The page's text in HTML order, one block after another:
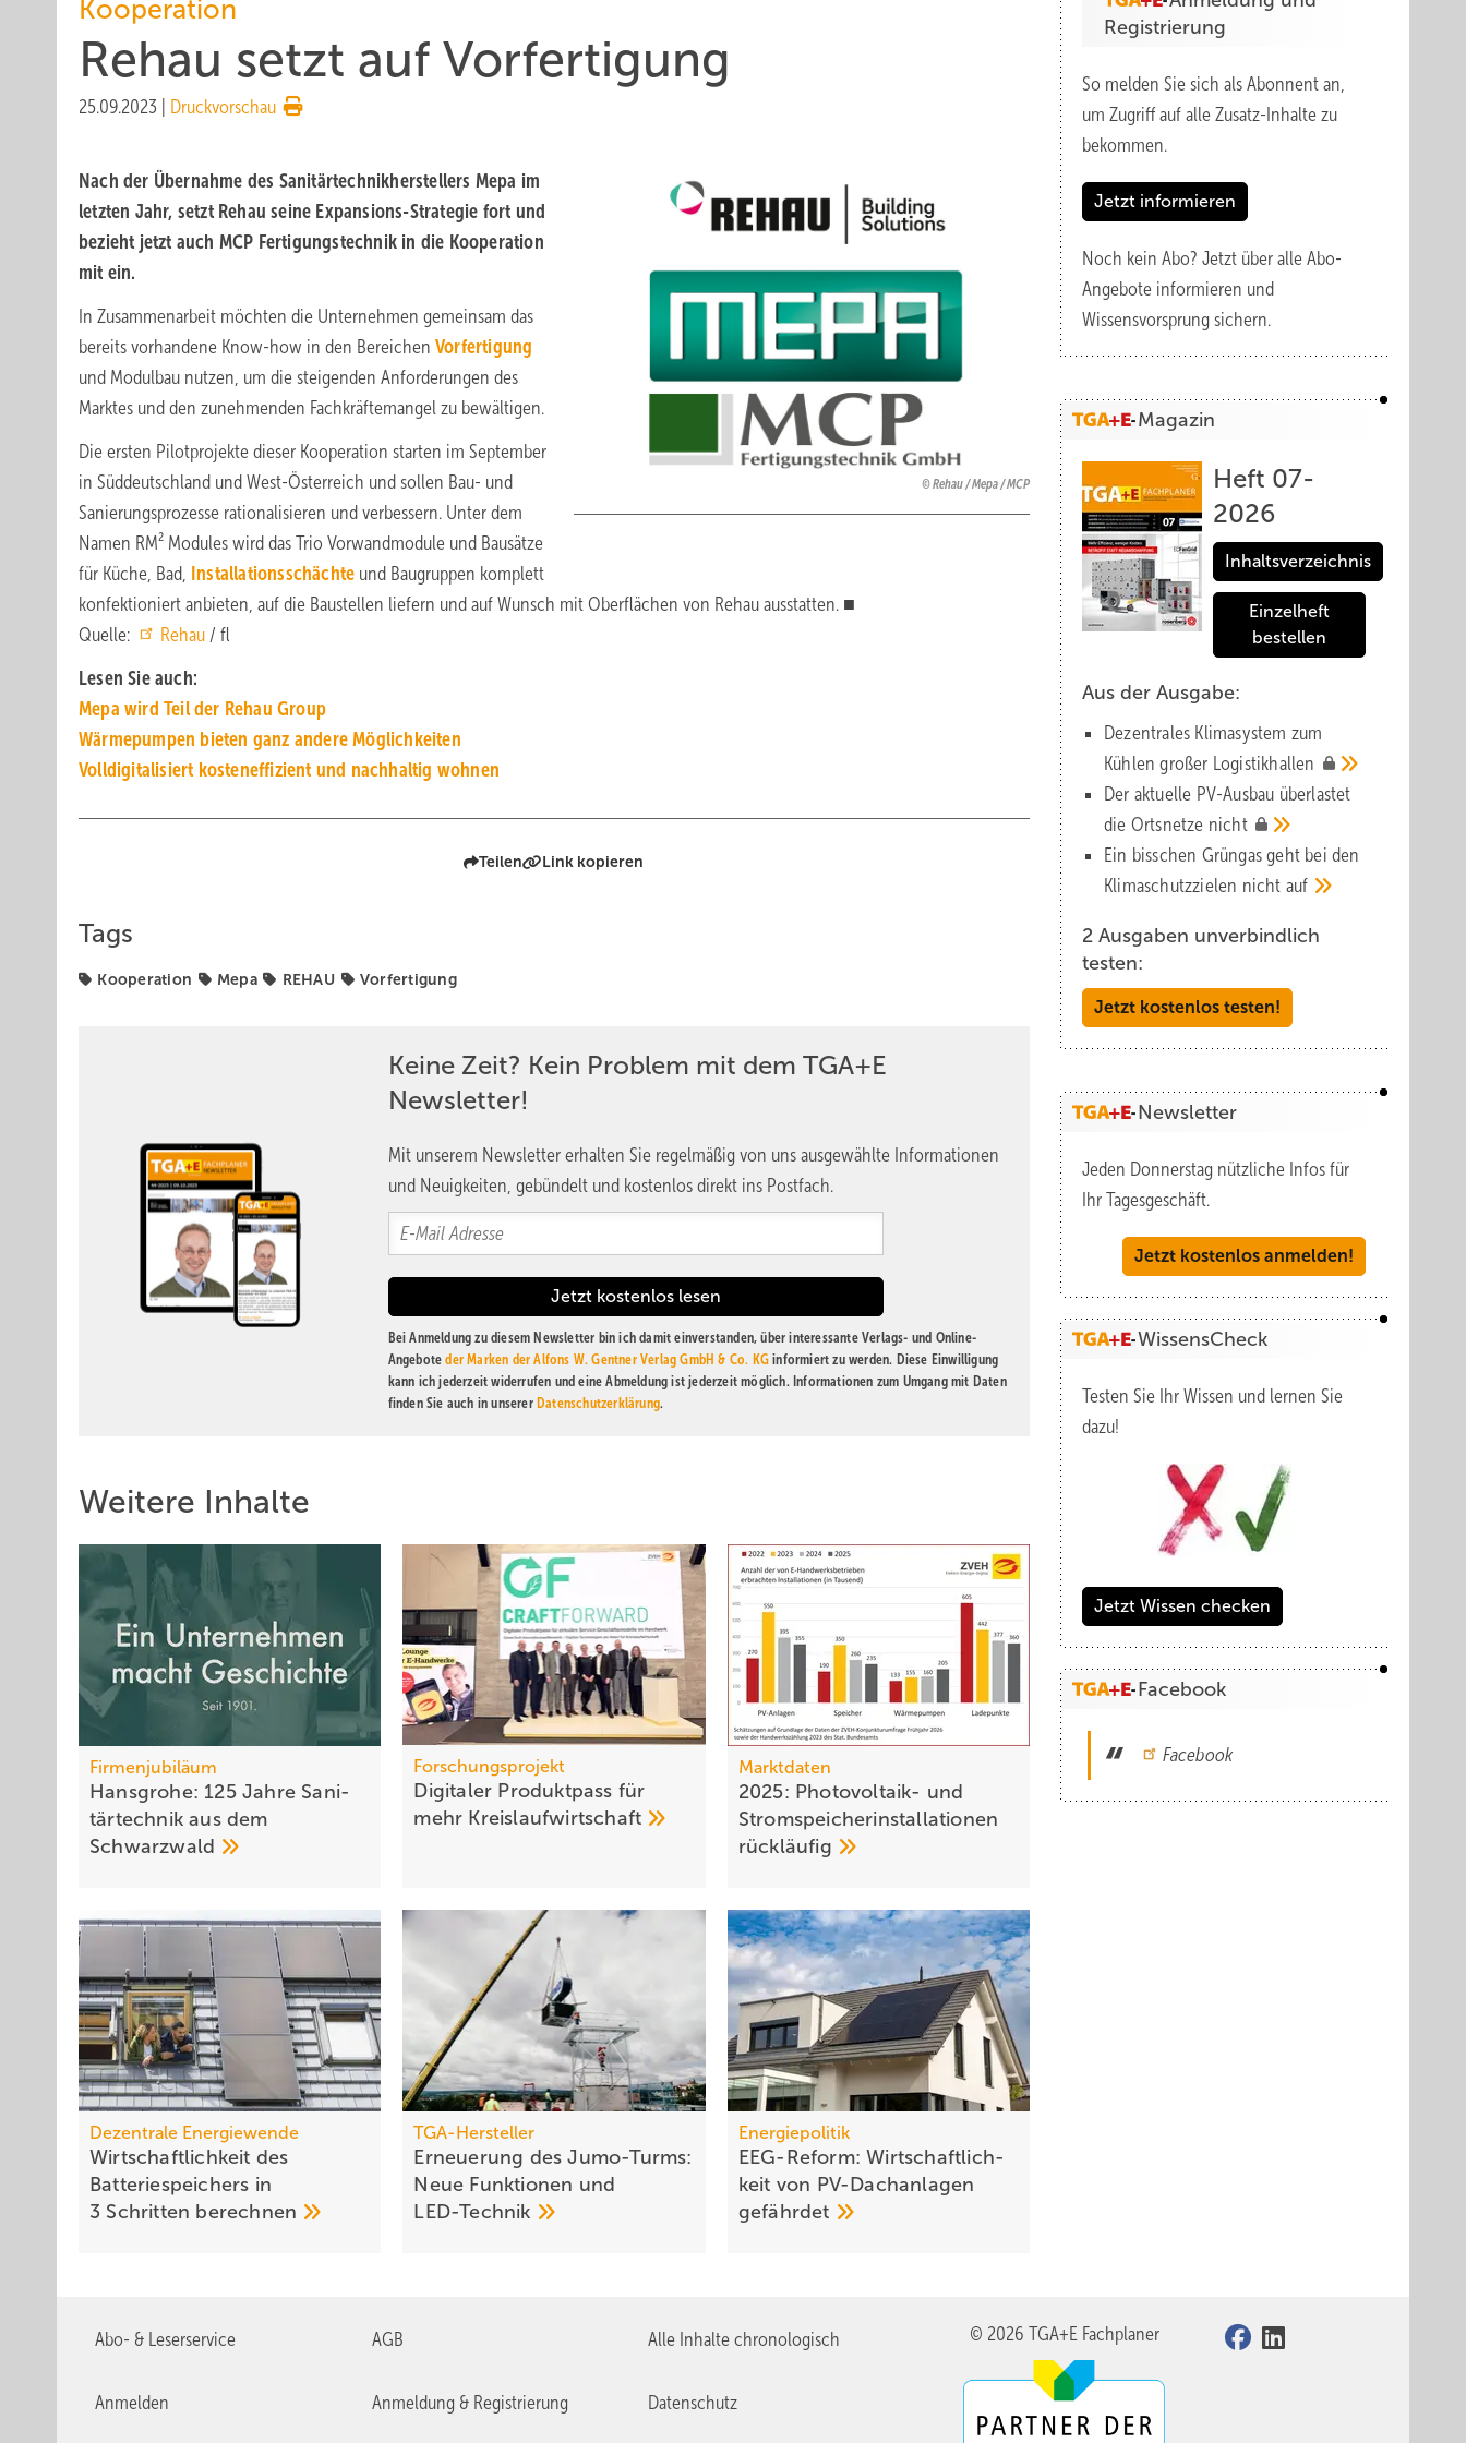
Kooperation
Rehau setzt auf Vorfertigung
25.09.2023 Druckvorschau
Rehau / Mepa / MCP
Nach der Übernahme des Sanitärtechnikherstellers Mepa im
letzten Jahr, setzt Rehau seine Expansions-Strategie fort und
bezieht jetzt auch MCP Fertigungstechnik in die Kooperation
mit ein.
In Zusammenarbeit möchten die Unternehmen gemeinsam das
bereits vorhandene Know-how in den Bereichen Vorfertigung
und Modulbau nutzen, um die steigenden Anforderungen des
Marktes und den zunehmenden Fachkräftemangel zu bewältigen.
Die ersten Pilotprojekte dieser Kooperation starten im September
in Süddeutschland und West-Österreich und sollen Bau- und
Sanierungsprozesse rationalisieren und verbessern. Unter dem
Namen RM² Modules wird das Trio Vorwandmodule und Bausätze
für Küche, Bad, Installationsschächte und Baugruppen komplett
konfektioniert anbieten, auf die Baustellen liefern und auf Wunsch mit Oberflächen von Rehau ausstatten. ■
Quelle:
Rehau / fl
Lesen Sie auch:
Mepa wird Teil der Rehau Group
Wärmepumpen bieten ganz andere Möglichkeiten
Volldigitalisiert kosteneffizient und nachhaltig wohnen
Teilen Link kopieren
Tags
Kooperation Mepa REHAU Vorfertigung
Keine Zeit? Kein Problem mit dem TGA+E
Newsletter!
Mit unserem Newsletter erhalten Sie regelmäßig von uns ausgewählte Informationen
und Neuigkeiten, gebündelt und kostenlos direkt ins Postfach.
Bei Anmeldung zu diesem Newsletter bin ich damit einverstanden, über interessante Verlags- und Online-
Angeboteder Marken der Alfons W. Gentner Verlag GmbH & Co. KG informiert zu werden. Diese Einwilligung
kann ich jederzeit widerrufen und eine Abmeldung ist jederzeit möglich. Informationen zum Umgang mit Daten
finden Sie auch in unserer Datenschutzerklärung.
Weitere Inhalte
Firmenjubiläum
Hansgrohe: 125 Jahre Sa­ni­
tär­tech­nik aus dem
Schwarz­wald
Forschungsprojekt
Digitaler Pro­dukt­pass für
mehr Kreis­lauf­wirt­schaft
Marktdaten
2025: Photovoltaik- und
Strom­speicher­installationen
rückläufig
Dezentrale Energiewende
Wirtschaftlichkeit des
Batterie­spei­chers in
3 Schritten berechnen
TGA-Hersteller
Erneuerung des Jumo-Turms:
Neue Funktionen und
LED-Technik
Energiepolitik
EEG-Reform: Wirt­schaft­lich­
keit von PV-Dach­an­lagen
gefährdet
Registrierung
So melden Sie sich als Abonnent an,
um Zugriff auf alle Zusatz-Inhalte zu
bekommen.
Jetzt informieren
Noch kein Abo? Jetzt über alle Abo-
Angebote informieren und
Wissensvorsprung sichern.
Magazin
Heft 07-
2026
Inhaltsverzeichnis
Einzelheft
bestellen
Aus der Ausgabe:
Dezentrales Klimasystem zum
Kühlen großer Logistik­hallen
Der aktuelle PV-Ausbau über­lastet
die Orts­netze nicht
Ein bisschen Grüngas geht bei den
Klima­schutz­zielen nicht auf
2 Ausgaben unverbindlich
testen:
Jetzt kostenlos testen!
Newsletter
Jeden Donnerstag nützliche Infos für
Ihr Tagesgeschäft.
Jetzt kostenlos anmelden!
WissensCheck
Testen Sie Ihr Wissen und lernen Sie
dazu!
Jetzt Wissen checken
Facebook
Facebook
Abo- & Leserservice AGB Alle Inhalte chronologisch
Anmelden Anmeldung & Registrierung Datenschutz
© 2026 TGA+E Fachplaner